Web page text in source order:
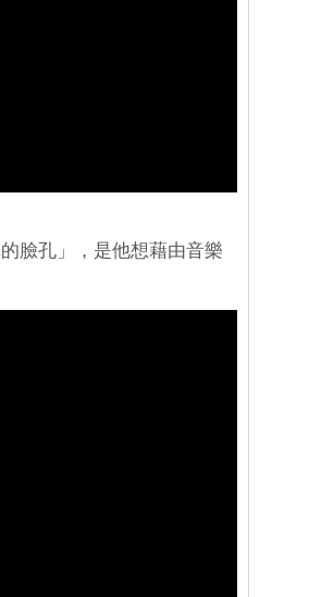
臉孔」，是他想藉由音樂